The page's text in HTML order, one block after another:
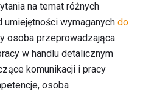
na temat różnych
wymaganych do
osoba przeprowadzająca
w handlu detalicznym
komunikacji i pracy
osoba